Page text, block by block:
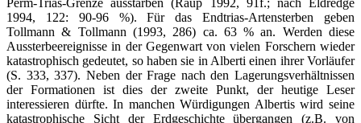
Perm-Trias-Grenze ausstarben (Raup 1992, 91f.; nach Eldredge
1994, 122: 90-96 %). Für das Endtrias-Artensterben geben
Tollmann & Tollmann (1993, 286) ca. 63 % an. Werden diese
Aussterbeereignisse in der Gegenwart von vielen Forschern wieder
katastrophisch gedeutet, so haben sie in Alberti einen ihrer Vorläufer
(S. 333, 337). Neben der Frage nach den Lagerungsverhältnissen
der Formationen ist dies der zweite Punkt, der heutige Leser
interessieren dürfte. In manchen Würdigungen Albertis wird seine
katastrophische Sicht der Erdgeschichte übergangen (z.B. von